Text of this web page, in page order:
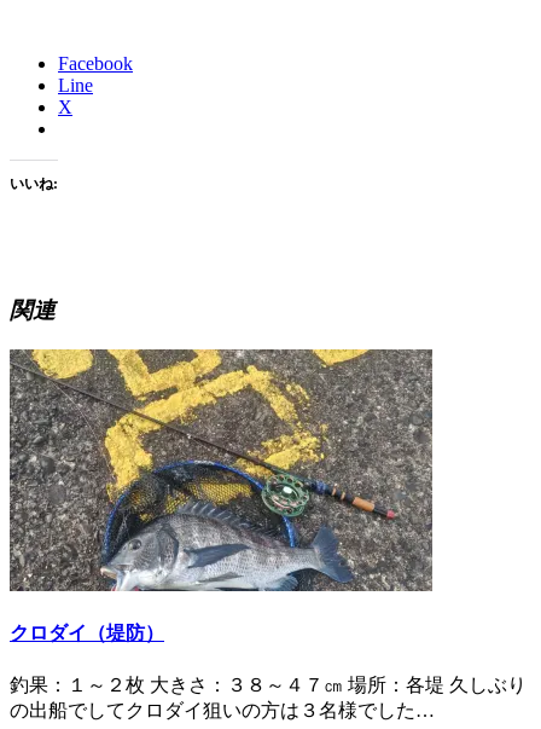
Facebook
Line
X
いいね:
関連
クロダイ（堤防）
釣果：１～２枚 大きさ：３８～４７㎝ 場所：各堤 久しぶり
の出船でしてクロダイ狙いの方は３名様でした…